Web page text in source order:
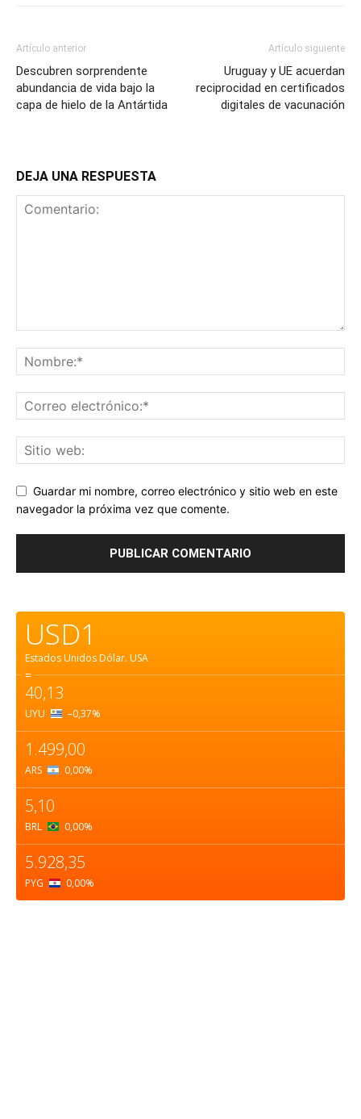
Artículo anterior
Descubren sorprendente
abundancia de vida bajo la
capa de hielo de la Antártida
Artículo siguiente
Uruguay y UE acuerdan
reciprocidad en certificados
digitales de vacunación
DEJA UNA RESPUESTA
Guardar mi nombre, correo electrónico y sitio web en este
navegador la próxima vez que comente.
USD1
Estados Unidos Dólar. USA
=
40,13
UYU –0,37%
1.499,00
ARS 0,00%
5,10
BRL 0,00%
5.928,35
PYG 0,00%